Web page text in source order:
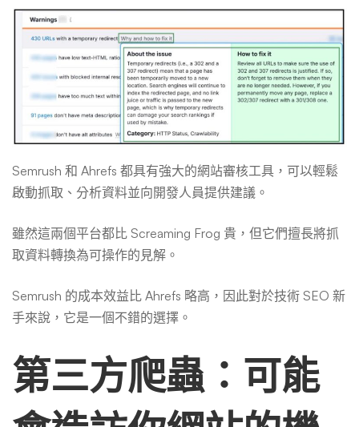
Semrush 和 Ahrefs 都具有強大的網站審核工具，可以輕鬆
啟動抓取、分析資料並向開發人員提供建議。
雖然這兩個平台都比 Screaming Frog 貴，但它們擅長將抓
取資料轉換為可操作的見解。
Semrush 的成本效益比 Ahrefs 略高，因此對於技術 SEO 新
手來說，它是一個不錯的選擇。
第三方爬蟲：可能